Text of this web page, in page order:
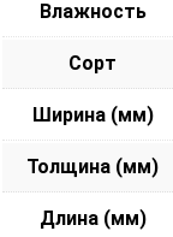
Влажность
Сорт
Ширина (мм)
Толщина (мм)
Длина (мм)